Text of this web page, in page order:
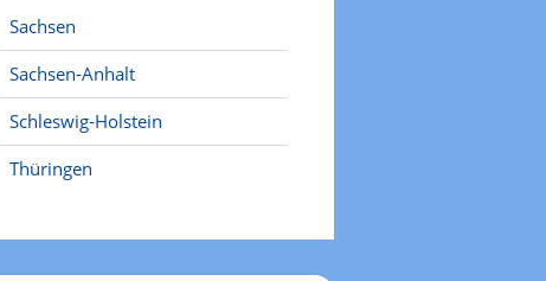
Sachsen
Sachsen-Anhalt
Schleswig-Holstein
Thüringen